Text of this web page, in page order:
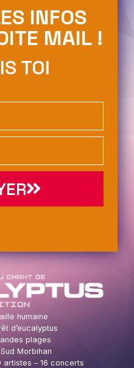
INFOS
MAIL !
TOI
humaine
d’eucalyptus
plages
Morbihan
artistes – 16 concerts